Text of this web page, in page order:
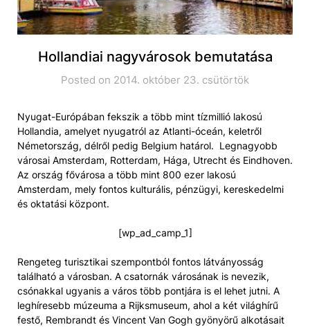
Hollandiai nagyvárosok bemutatása
Posted on 2014. október 23. csütörtök
Nyugat-Európában fekszik a több mint tízmillió lakosú
Hollandia, amelyet nyugatról az Atlanti-óceán, keletről
Németország, délről pedig Belgium határol. Legnagyobb
városai Amsterdam, Rotterdam, Hága, Utrecht és Eindhoven.
Az ország fővárosa a több mint 800 ezer lakosú
Amsterdam, mely fontos kulturális, pénzügyi, kereskedelmi
és oktatási központ.
[wp_ad_camp_1]
Rengeteg turisztikai szempontból fontos látványosság
található a városban. A csatornák városának is nevezik,
csónakkal ugyanis a város több pontjára is el lehet jutni. A
leghíresebb múzeuma a Rijksmuseum, ahol a két világhírű
festő, Rembrandt és Vincent Van Gogh gyönyörű alkotásait